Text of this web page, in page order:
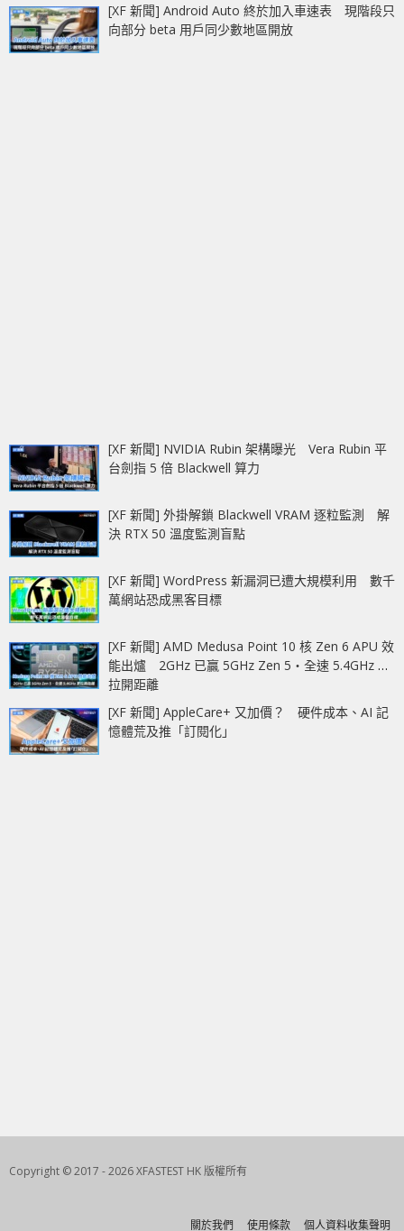
[XF 新聞] Android Auto 終於加入車速表 現階段只
向部分 beta 用戶同少數地區開放
[XF 新聞] NVIDIA Rubin 架構曝光 Vera Rubin 平
台劍指 5 倍 Blackwell 算力
[XF 新聞] 外掛解鎖 Blackwell VRAM 逐粒監測 解
決 RTX 50 溫度監測盲點
[XF 新聞] WordPress 新漏洞已遭大規模利用 數千
萬網站恐成黑客目標
[XF 新聞] AMD Medusa Point 10 核 Zen 6 APU 效
能出爐 2GHz 已贏 5GHz Zen 5‧全速 5.4GHz 更
拉開距離
[XF 新聞] AppleCare+ 又加價？ 硬件成本、AI 記
憶體荒及推「訂閱化」
Copyright © 2017 - 2026 XFASTEST HK 版權所有
關於我們 使用條款 個人資料收集聲明